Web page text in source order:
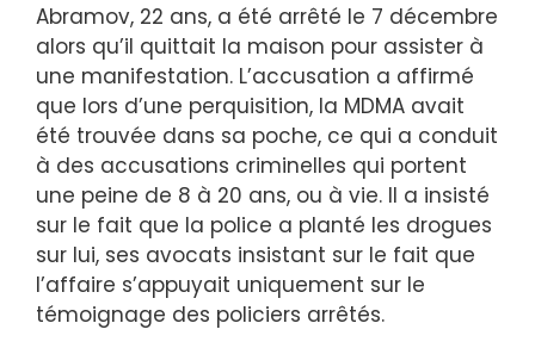
Abramov, 22 ans, a été arrêté le 7 décembre
alors qu’il quittait la maison pour assister à
une manifestation. L’accusation a affirmé
que lors d’une perquisition, la MDMA avait
été trouvée dans sa poche, ce qui a conduit
à des accusations criminelles qui portent
une peine de 8 à 20 ans, ou à vie. Il a insisté
sur le fait que la police a planté les drogues
sur lui, ses avocats insistant sur le fait que
l’affaire s’appuyait uniquement sur le
témoignage des policiers arrêtés.